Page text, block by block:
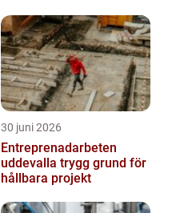
30 juni 2026
Entreprenadarbeten
uddevalla trygg grund för
hållbara projekt